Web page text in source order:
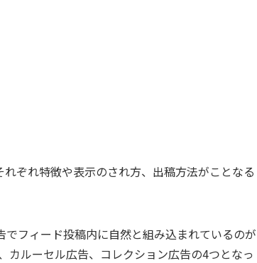
ぞれ特徴や表示のされ方、出稿方法がことなる
フィード投稿内に自然と組み込まれているのが
カルーセル広告、コレクション広告の4つとなっ